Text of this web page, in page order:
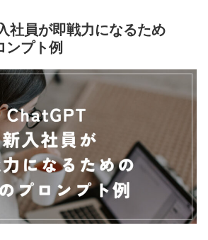
社員が即戦力になるため
ンプト例